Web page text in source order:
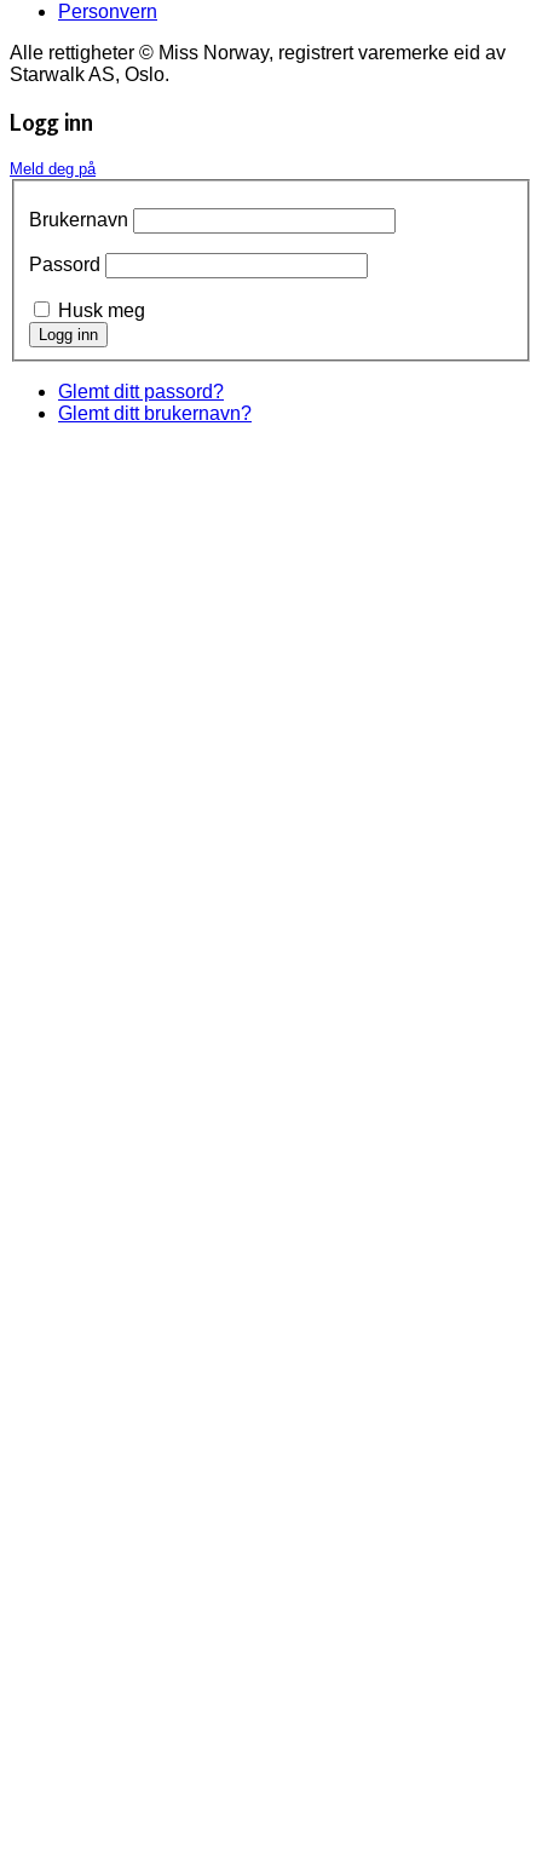
Personvern
Alle rettigheter © Miss Norway, registrert varemerke eid av
Starwalk AS, Oslo.
Logg inn
Meld deg på
Brukernavn
Passord
Husk meg
Glemt ditt passord?
Glemt ditt brukernavn?